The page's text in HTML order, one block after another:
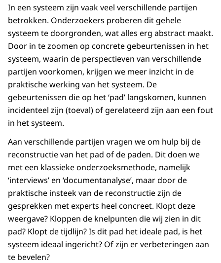
In een systeem zijn vaak veel verschillende partijen
betrokken. Onderzoekers proberen dit gehele
systeem te doorgronden, wat alles erg abstract maakt.
Door in te zoomen op concrete gebeurtenissen in het
systeem, waarin de perspectieven van verschillende
partijen voorkomen, krijgen we meer inzicht in de
praktische werking van het systeem. De
gebeurtenissen die op het ‘pad’ langskomen, kunnen
incidenteel zijn (toeval) of gerelateerd zijn aan een fout
in het systeem.
Aan verschillende partijen vragen we om hulp bij de
reconstructie van het pad of de paden. Dit doen we
met een klassieke onderzoeksmethode, namelijk
‘interviews’ en ‘documentanalyse’, maar door de
praktische insteek van de reconstructie zijn de
gesprekken met experts heel concreet. Klopt deze
weergave? Kloppen de knelpunten die wij zien in dit
pad? Klopt de tijdlijn? Is dit pad het ideale pad, is het
systeem ideaal ingericht? Of zijn er verbeteringen aan
te bevelen?